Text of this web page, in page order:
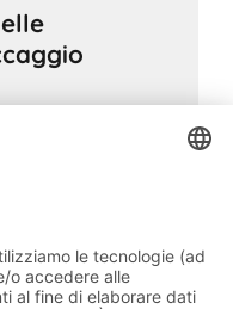
corretta e
e
passo le